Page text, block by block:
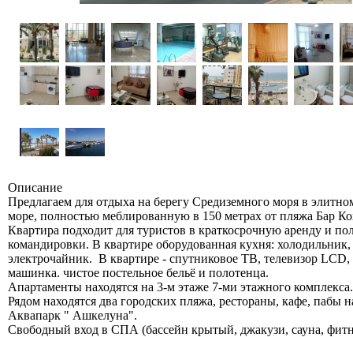
Описание
Предлагаем для отдыха на берегу Средиземного моря в
море, полностью меблированную в 150 метрах от пляжа Бар
Квартира подходит для туристов в краткосрочную аренду и
командировки. В квартире оборудованная кухня:
электрочайник. В квартире - спутниковое ТВ, телевизор
машинка. чистое постельное бельё и полотенца.
Апартаменты находятся на 3-м этаже 7-ми этажного комплекса.
Рядом находятся два городских пляжа, рестораны, кафе,
Аквапарк " Ашкелуна".
Свободный вход в СПА (бассейн крытый, джакузи, сауна,